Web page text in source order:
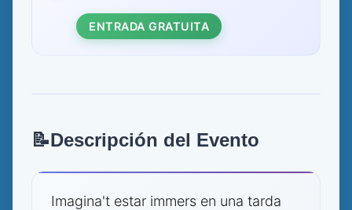
ENTRADA GRATUITA
📝Descripción del Evento
Imagina't estar immers en una tarda